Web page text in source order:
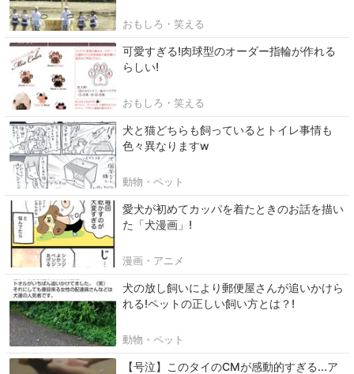
おもしろ・笑える
可愛すぎる!肉球型のオーダー指輪が作れる
らしい!
おもしろ・笑える
犬と猫どちらも飼っているとトイレ事情も
色々異なりますw
動物・ペット
愛犬が初めてカッパを着たときのお話を描い
た「犬漫画」!
漫画・アニメ
犬の放し飼いにより郵便屋さんが追いかけら
れる!ペットの正しい飼い方とは？!
動物・ペット
【号泣】このタイのCMが感動的すぎる...ア